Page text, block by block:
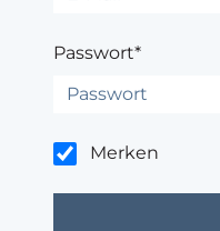
Passwort*
Merken